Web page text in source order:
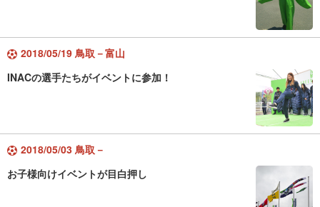
2018/05/19 鳥取－富山
INACの選手たちがイベントに参加！
2018/05/03 鳥取－
お子様向けイベントが目白押し